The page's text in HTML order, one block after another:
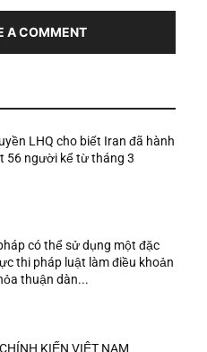
A COMMENT
LHQ cho biết Iran đã hành
56 người kể từ tháng 3
có thể sử dụng một đặc
thi pháp luật làm điều khoản
thuận dàn...
KIẾN VIỆT NAM